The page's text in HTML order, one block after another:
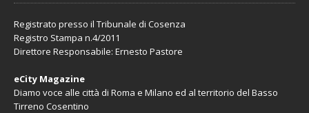
Registrato presso il Tribunale di Cosenza
Registro Stampa n.4/2011
Direttore Responsabile: Ernesto Pastore
eCity Magazine
Diamo voce alle città di Roma e Milano ed al territorio del Basso
Tirreno Cosentino